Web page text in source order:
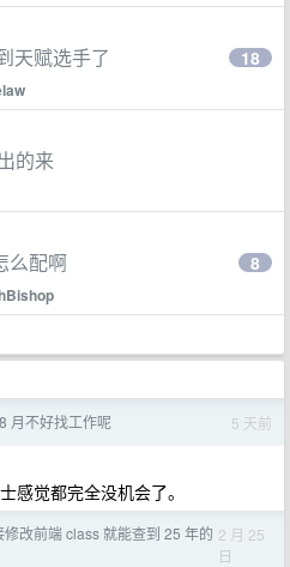
天赋选手了 18
的来
么配啊 8
月不好找工作呢 5 天前
感觉都完全没机会了。
修改前端 class 就能查到 25 年的 2 月 25
日